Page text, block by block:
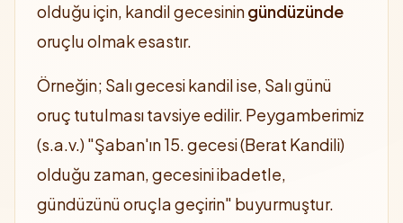
olduğu için, kandil gecesiningündüzünde
oruçlu olmak esastır.
Örneğin; Salı gecesi kandil ise, Salı günü
oruç tutulması tavsiye edilir. Peygamberimiz
(s.a.v.) "Şaban'ın 15. gecesi (Berat Kandili)
olduğu zaman, gecesini ibadetle,
gündüzünü oruçla geçirin" buyurmuştur.